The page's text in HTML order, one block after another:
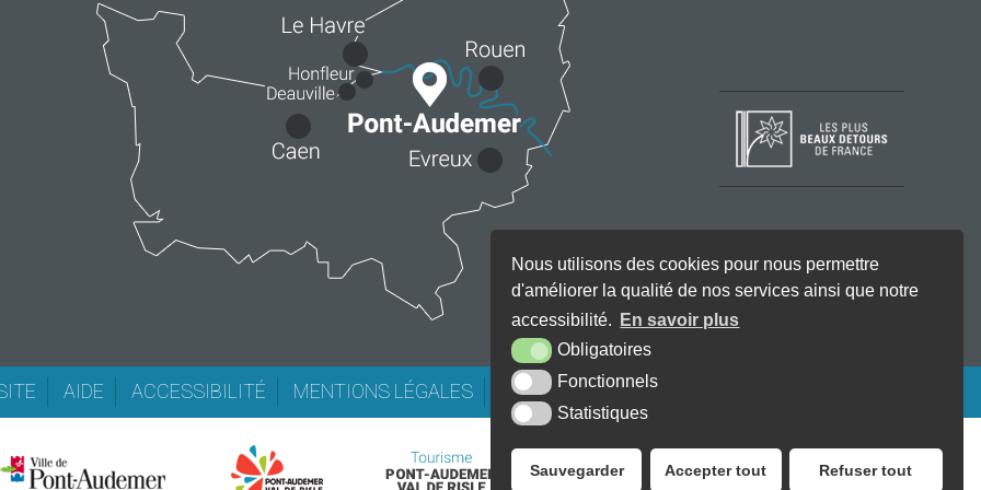
Nous utilisons des cookies pour nous permettre
d'améliorer la qualité de nos services ainsi que notre
accessibilité.
En savoir plus
Obligatoires
Fonctionnels
Statistiques
Sauvegarder Accepter tout Refuser tout
AIDE ACCESSIBILITÉ MENTIONS LÉGALES KREA3